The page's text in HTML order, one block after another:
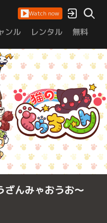
Watch now
ンル レンタル 無料
ざんみゃおうお～